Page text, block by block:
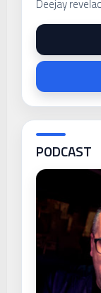
Deejay
PODCAST